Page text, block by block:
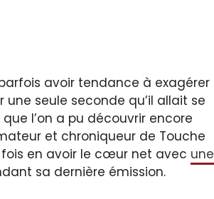
avoir tendance à exagérer
seule seconde qu’il allait se
l’on a pu découvrir encore
et chroniqueur de Touche
fois en avoir le cœur net avec une
sa dernière émission.